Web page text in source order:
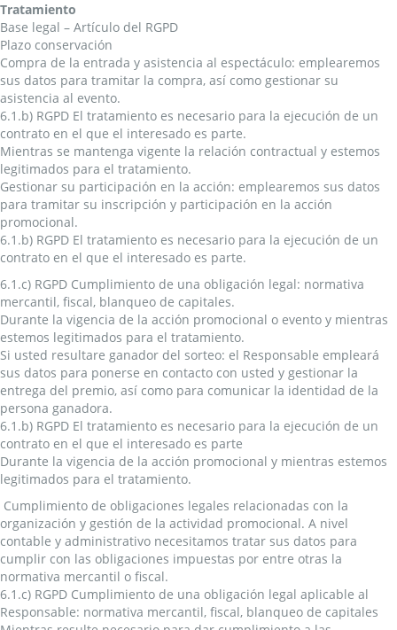
Tratamiento
Base legal – Artículo del RGPD
Plazo conservación
Compra de la entrada y asistencia al espectáculo: emplearemos
sus datos para tramitar la compra, así como gestionar su
asistencia al evento.
6.1.b) RGPD El tratamiento es necesario para la ejecución de un
contrato en el que el interesado es parte.
Mientras se mantenga vigente la relación contractual y estemos
legitimados para el tratamiento.
Gestionar su participación en la acción: emplearemos sus datos
para tramitar su inscripción y participación en la acción
promocional.
6.1.b) RGPD El tratamiento es necesario para la ejecución de un
contrato en el que el interesado es parte.
6.1.c) RGPD Cumplimiento de una obligación legal: normativa
mercantil, fiscal, blanqueo de capitales.
Durante la vigencia de la acción promocional o evento y mientras
estemos legitimados para el tratamiento.
Si usted resultare ganador del sorteo: el Responsable empleará
sus datos para ponerse en contacto con usted y gestionar la
entrega del premio, así como para comunicar la identidad de la
persona ganadora.
6.1.b) RGPD El tratamiento es necesario para la ejecución de un
contrato en el que el interesado es parte
Durante la vigencia de la acción promocional y mientras estemos
legitimados para el tratamiento.
Cumplimiento de obligaciones legales relacionadas con la
organización y gestión de la actividad promocional. A nivel
contable y administrativo necesitamos tratar sus datos para
cumplir con las obligaciones impuestas por entre otras la
normativa mercantil o fiscal.
6.1.c) RGPD Cumplimiento de una obligación legal aplicable al
Responsable: normativa mercantil, fiscal, blanqueo de capitales